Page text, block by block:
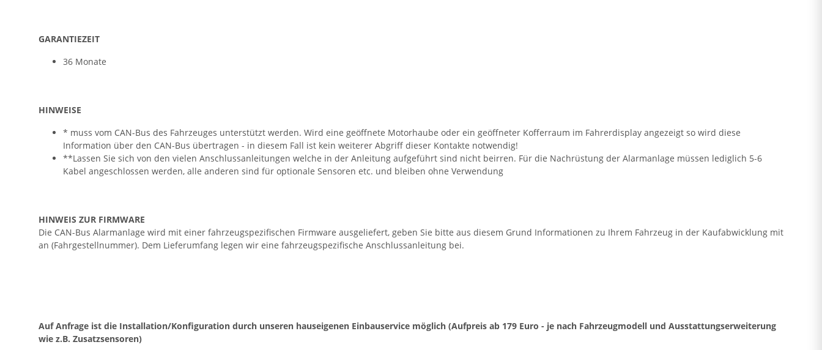
GARANTIEZEIT
36 Monate
HINWEISE
* muss vom CAN-Bus des Fahrzeuges unterstützt werden. Wird eine geöffnete Motorhaube oder ein geöffneter Kofferraum im Fahrerdisplay angezeigt so wird diese
Information über den CAN-Bus übertragen - in diesem Fall ist kein weiterer Abgriff dieser Kontakte notwendig!
**Lassen Sie sich von den vielen Anschlussanleitungen welche in der Anleitung aufgeführt sind nicht beirren. Für die Nachrüstung der Alarmanlage müssen lediglich 5-6
Kabel angeschlossen werden, alle anderen sind für optionale Sensoren etc. und bleiben ohne Verwendung
HINWEIS ZUR FIRMWARE
Die CAN-Bus Alarmanlage wird mit einer fahrzeugspezifischen Firmware ausgeliefert, geben Sie bitte aus diesem Grund Informationen zu Ihrem Fahrzeug in der Kaufabwicklung mit
an (Fahrgestellnummer). Dem Lieferumfang legen wir eine fahrzeugspezifische Anschlussanleitung bei.
Auf Anfrage ist die Installation/Konfiguration durch unseren hauseigenen Einbauservice möglich (Aufpreis ab 179 Euro - je nach Fahrzeugmodell und Ausstattungserweiterung
wie z.B. Zusatzsensoren)